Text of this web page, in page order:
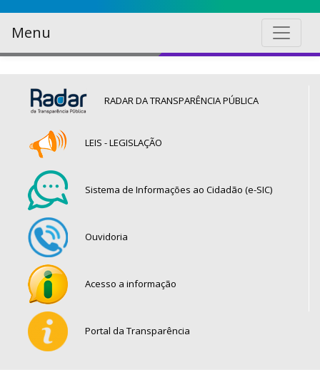
Menu
RADAR DA TRANSPARÊNCIA PÚBLICA
LEIS - LEGISLAÇÃO
Sistema de Informações ao Cidadão (e-SIC)
Ouvidoria
Acesso a informação
Portal da Transparência